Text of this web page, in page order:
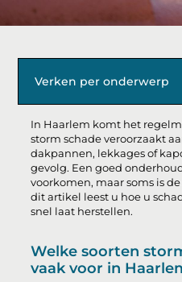
In Haarlem komt het
storm schade veroorzaakt
dakpannen, lekkages of
gevolg. Een goed
voorkomen, maar soms is
dit artikel leest u hoe u
snel laat herstellen.
Welke soorten
vaak voor in
Verken per onderwerp